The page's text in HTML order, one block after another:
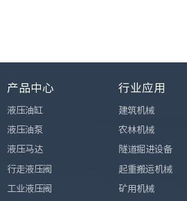
产品中心
液压油缸
液压油泵
液压马达
行走液压阀
工业液压阀
行业应用
建筑机械
农林机械
隧道掘进设备
起重搬运机械
矿用机械